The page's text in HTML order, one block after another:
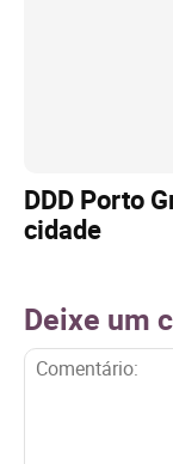
DDD Porto
cidade
Deixe um